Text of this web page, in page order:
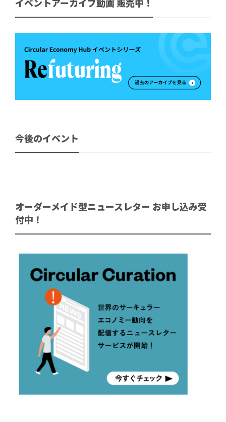
イベントアーカイブ動画 販売中！
今後のイベント
オーダーメイド型ニュースレター お申し込み受
付中！